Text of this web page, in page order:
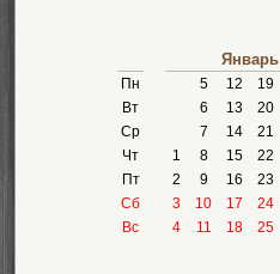
Пн
Вт
Ср
Чт
Пт
Сб
Вс
Январь
5 12 19
6
13 20
7
14 21
1
8 15 22
2
9 16 23
3
10 17 24
4
11 18 25